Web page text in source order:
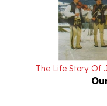
The Life Story Of